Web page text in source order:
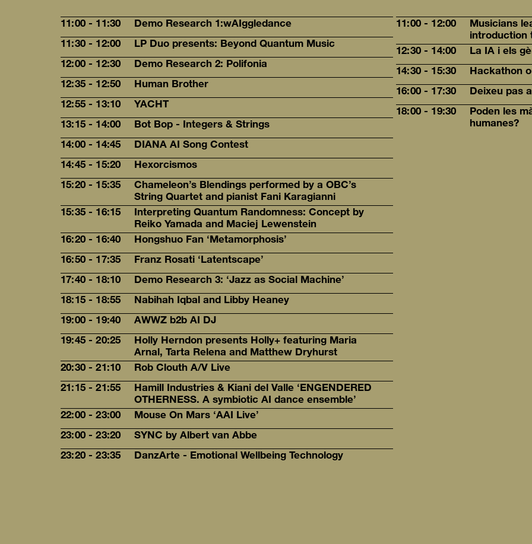
11:00 - 11:30
Demo Research 1:wAIggledance
11:30 - 12:00
LP Duo presents: Beyond Quantum Music
12:00 - 12:30
Demo Research 2: Polifonia
12:35 - 12:50
Human Brother
12:55 - 13:10
YACHT
13:15 - 14:00
Bot Bop - Integers & Strings
14:00 - 14:45
DIANA AI Song Contest
14:45 - 15:20
Hexorcismos
15:20 - 15:35
Chameleon’s Blendings performed by a OBC’s
String Quartet and pianist Fani Karagianni
15:35 - 16:15
Interpreting Quantum Randomness: Concept by
Reiko Yamada and Maciej Lewenstein
16:20 - 16:40
Hongshuo Fan ‘Metamorphosis’
16:50 - 17:35
Franz Rosati ‘Latentscape’
17:40 - 18:10
Demo Research 3: ‘Jazz as Social Machine’
18:15 - 18:55
Nabihah Iqbal and Libby Heaney
19:00 - 19:40
AWWZ b2b AI DJ
19:45 - 20:25
Holly Herndon presents Holly+ featuring Maria
Arnal, Tarta Relena and Matthew Dryhurst
20:30 - 21:10
Rob Clouth A/V Live
21:15 - 21:55
Hamill Industries & Kiani del Valle ‘ENGENDERED
OTHERNESS. A symbiotic AI dance ensemble’
22:00 - 23:00
Mouse On Mars ‘AAI Live’
23:00 - 23:20
SYNC by Albert van Abbe
23:20 - 23:35
DanzArte - Emotional Wellbeing Technology
11:00 - 12:00
Musicians
introduction
12:30 - 14:00
La IA i els
14:30 - 15:30
Hackathon
16:00 - 17:30
Deixeu pas
18:00 - 19:30
Poden les
humanes?